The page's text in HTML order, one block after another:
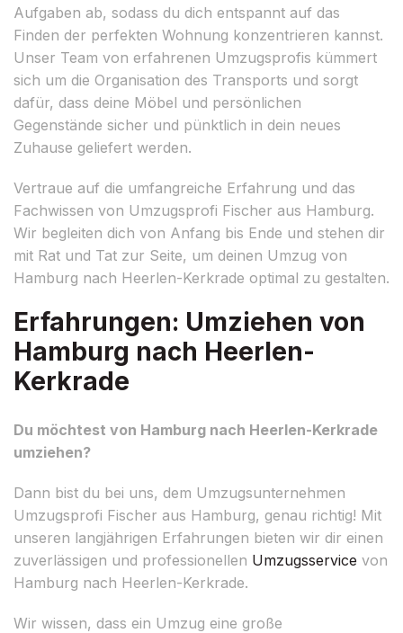
Aufgaben ab, sodass du dich entspannt auf das
Finden der perfekten Wohnung konzentrieren kannst.
Unser Team von erfahrenen Umzugsprofis kümmert
sich um die Organisation des Transports und sorgt
dafür, dass deine Möbel und persönlichen
Gegenstände sicher und pünktlich in dein neues
Zuhause geliefert werden.
Vertraue auf die umfangreiche Erfahrung und das
Fachwissen von Umzugsprofi Fischer aus Hamburg.
Wir begleiten dich von Anfang bis Ende und stehen dir
mit Rat und Tat zur Seite, um deinen Umzug von
Hamburg nach Heerlen-Kerkrade optimal zu gestalten.
Erfahrungen: Umziehen von
Hamburg nach Heerlen-
Kerkrade
Du möchtest von Hamburg nach Heerlen-Kerkrade
umziehen?
Dann bist du bei uns, dem Umzugsunternehmen
Umzugsprofi Fischer aus Hamburg, genau richtig! Mit
unseren langjährigen Erfahrungen bieten wir dir einen
zuverlässigen und professionellen Umzugsservice von
Hamburg nach Heerlen-Kerkrade.
Wir wissen, dass ein Umzug eine große